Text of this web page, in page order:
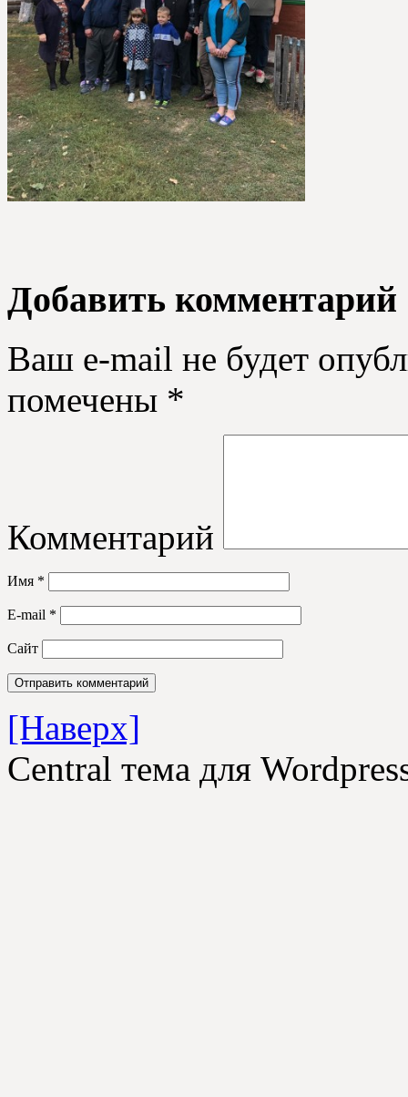
Добавить комментарий
Ваш e-mail не будет
помечены *
Комментарий
Имя *
E-mail *
Сайт
[Наверх]
Central тема для